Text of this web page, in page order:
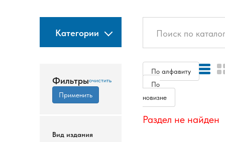
Категории
Фильтры
Вид издания
По алфавиту
По
новизне
Раздел не найден